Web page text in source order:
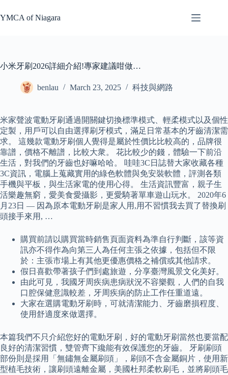
to
content
YMCA of Niagara
小米牙刷2026詳細介紹!專家建議咁做…
benlau March 23, 2025 科技與網路
米家聲波電動牙刷通過開關鍵切換標準模式、輕柔模式以及個性
定製，用戶可以自由選擇刷牙模式，滿足日常基本的牙齒清潔需
求。 這幾款電動牙刷個人覺得是屬於性價比比較高的，品牌很
靠譜，價格不離譜，比較大衆。 花比較少的錢，體驗一下前沿
生活，對我們的牙齒也好嘛哈哈。 哇哇3C日誌替大家收藏各種
3C資訊，電腦上蒐藏實用的綠色軟體與免安裝軟體，評測各類
手機與平板，與生活家電的使用心得。 生活資訊豐富，親子生
活樂趣無窮，愛美食愛攝影，更愛騎著單車遊山玩水。 2020年6
月23日 — 因為原本電動牙刷是家人用,用不習慣我去買了替換刷
頭接手來用, …
購買前請以購買當時銷售頁面資料為準自行判斷，該等資
訊亦不得作為向第三人為任何主張之依據，包括但不限
於：主張市場上有其他更優惠價格之補償或其他請求。
假日喜歡帶著孩子們到處旅遊，分享臺灣風景文化美好。
由此可見，我國牙周疾病患病狀況不容樂觀，人們的自我
口腔保健意識較差，牙周疾病的防止工作任重道遠。
大家在選購電動牙刷時，可就清潔能力、牙齒磨損程度、
使用舒適度來做選擇。
本篇我們不只介紹您好的電動牙刷，好的電動牙刷當然也要當配
良好的清潔習慣，雙管齊下纔能有效保護您的牙齒。 牙刷刷頭
部份則是採用「無鏽無金屬刷頭」，刷頭不含金屬銅片，使用新
型植毛技術，讓刷頭遠離金屬，美國杜邦柔軟刷毛，並將刷頭毛